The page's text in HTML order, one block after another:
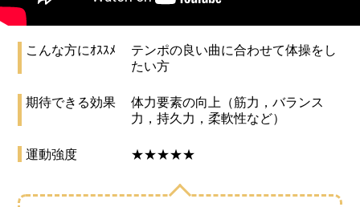
こんな方にｵｽｽﾒ
テンポの良い曲に合わせて体操をし
たい方
期待できる効果
体力要素の向上（筋力，バランス
力，持久力，柔軟性など）
運動強度 ★★★★★